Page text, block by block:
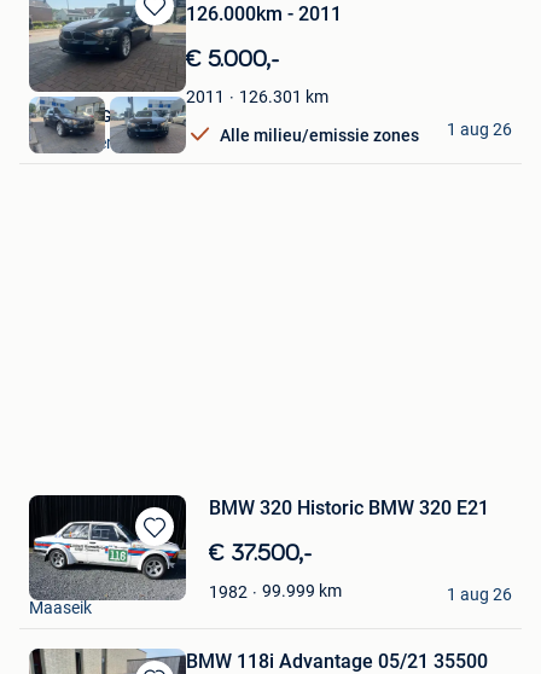
Bewaren
in
Mijn
Favorieten
126.000km - 2011
€ 5.000,-
2011 126.301 km
Alle milieu/emissie zones
AG GARAGE
Steenokkerzeel
1 aug 26
Bewaren
in
Mijn
BMW 320 Historic BMW 320 E21
€ 37.500,-
1982 99.999 km
Garage Lambers
Maaseik
1 aug 26
BMW 118i Advantage 05/21 35500